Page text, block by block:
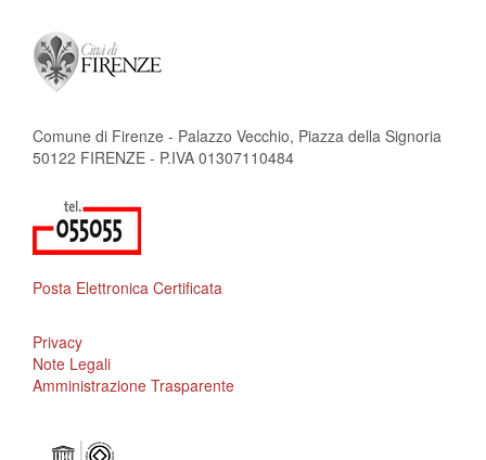
Comune di Firenze - Palazzo Vecchio, Piazza della Signoria
50122 FIRENZE - P.IVA 01307110484
Posta Elettronica Certificata
Privacy
Note Legali
Amministrazione Trasparente